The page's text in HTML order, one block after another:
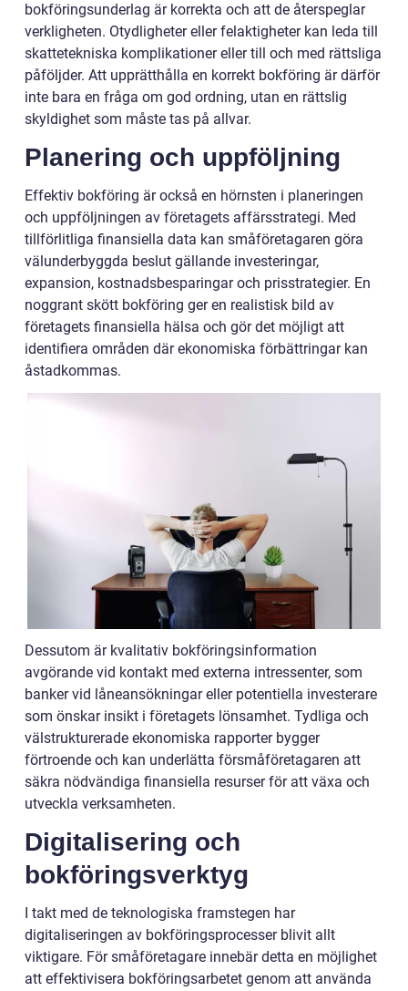
bokföringsunderlag är korrekta och att de återspeglar
verkligheten. Otydligheter eller felaktigheter kan leda till
skattetekniska komplikationer eller till och med rättsliga
påföljder. Att upprätthålla en korrekt bokföring är därför
inte bara en fråga om god ordning, utan en rättslig
skyldighet som måste tas på allvar.
Planering och uppföljning
Effektiv bokföring är också en hörnsten i planeringen
och uppföljningen av företagets affärsstrategi. Med
tillförlitliga finansiella data kan småföretagaren göra
välunderbyggda beslut gällande investeringar,
expansion, kostnadsbesparingar och prisstrategier. En
noggrant skött bokföring ger en realistisk bild av
företagets finansiella hälsa och gör det möjligt att
identifiera områden där ekonomiska förbättringar kan
åstadkommas.
Dessutom är kvalitativ bokföringsinformation
avgörande vid kontakt med externa intressenter, som
banker vid låneansökningar eller potentiella investerare
som önskar insikt i företagets lönsamhet. Tydliga och
välstrukturerade ekonomiska rapporter bygger
förtroende och kan underlätta försmåföretagaren att
säkra nödvändiga finansiella resurser för att växa och
utveckla verksamheten.
Digitalisering och
bokföringsverktyg
I takt med de teknologiska framstegen har
digitaliseringen av bokföringsprocesser blivit allt
viktigare. För småföretagare innebär detta en möjlighet
att effektivisera bokföringsarbetet genom att använda